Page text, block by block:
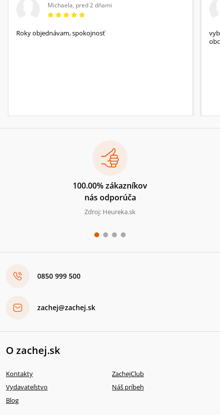
Michaela, pred 2 dňami
Roky objednávam, spokojnosť
100.00% zákazníkov
nás odporúča
Zdroj: Heureka.sk
0850 999 500
zachej@zachej.sk
O zachej.sk
Kontakty
ZachejClub
Vydavateľstvo
Náš príbeh
Blog